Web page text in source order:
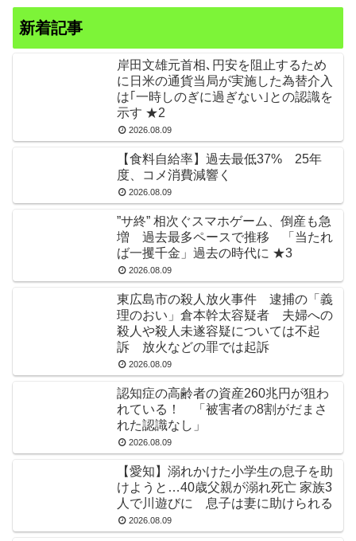
新着記事
岸田文雄元首相､円安を阻止するため
に日米の通貨当局が実施した為替介入
は｢一時しのぎに過ぎない｣との認識を
示す ★2
2026.08.09
【食料自給率】過去最低37% 25年
度、コメ消費減響く
2026.08.09
”サ終” 相次ぐスマホゲーム、倒産も急
増 過去最多ペースで推移 「当たれ
ば一攫千金」過去の時代に ★3
2026.08.09
東広島市の殺人放火事件 逮捕の「義
理のおい」倉本幹太容疑者 夫婦への
殺人や殺人未遂容疑については不起
訴 放火などの罪では起訴
2026.08.09
認知症の高齢者の資産260兆円が狙わ
れている！ 「被害者の8割がだまさ
れた認識なし」
2026.08.09
【愛知】溺れかけた小学生の息子を助
けようと…40歳父親が溺れ死亡 家族3
人で川遊びに 息子は妻に助けられる
2026.08.09